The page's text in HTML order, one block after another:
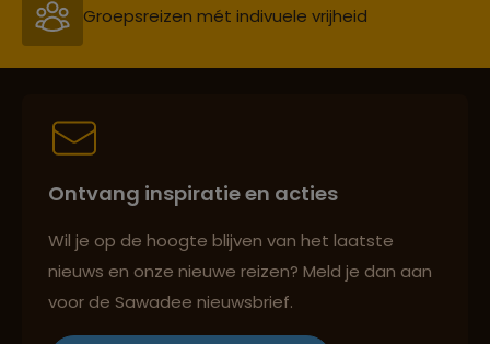
Groepsreizen mét indivuele vrijheid
Persoonlijk en deskundig reisadvies
Reizen met oog voor mens, cultuur en milieu
Ontvang inspiratie en acties
Wil je op de hoogte blijven van het laatste
nieuws en onze nieuwe reizen? Meld je dan aan
voor de Sawadee nieuwsbrief.